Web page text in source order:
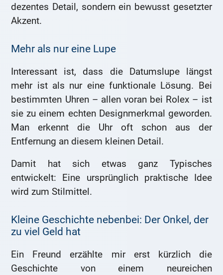
dezentes Detail, sondern ein bewusst gesetzter
Akzent.
Mehr als nur eine Lupe
Interessant ist, dass die Datumslupe längst
mehr ist als nur eine funktionale Lösung. Bei
bestimmten Uhren – allen voran bei Rolex – ist
sie zu einem echten Designmerkmal geworden.
Man erkennt die Uhr oft schon aus der
Entfernung an diesem kleinen Detail.
Damit hat sich etwas ganz Typisches
entwickelt: Eine ursprünglich praktische Idee
wird zum Stilmittel.
Kleine Geschichte nebenbei: Der Onkel, der
zu viel Geld hat
Ein Freund erzählte mir erst kürzlich die
Geschichte von einem neureichen